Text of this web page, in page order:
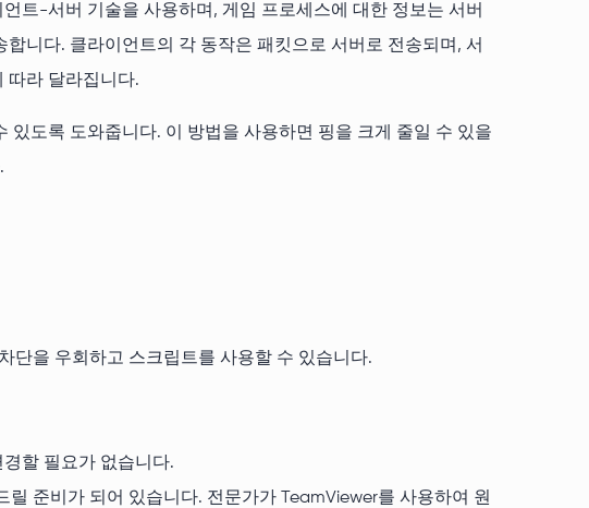
트-서버 기술을 사용하며, 게임 프로세스에 대한 정보는 서버
니다. 클라이언트의 각 동작은 패킷으로 서버로 전송되며, 서
따라 달라집니다.
도록 도와줍니다. 이 방법을 사용하면 핑을 크게 줄일 수 있을
단을 우회하고 스크립트를 사용할 수 있습니다.
할 필요가 없습니다.
준비가 되어 있습니다. 전문가가 TeamViewer를 사용하여 원